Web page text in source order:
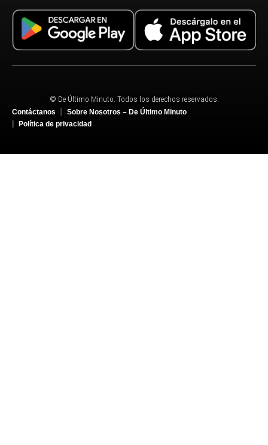
© De Último Minuto. Todos los derechos reservados.
Contáctanos
Sobre Nosotros – De Último Minuto
Política de privacidad